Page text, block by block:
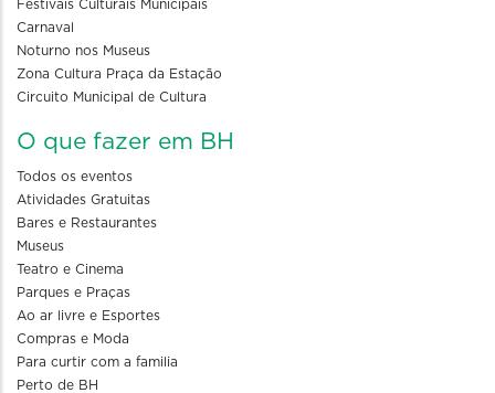
Festivais Culturais Municipais
Carnaval
Noturno nos Museus
Zona Cultura Praça da Estação
Circuito Municipal de Cultura
O que fazer em BH
Todos os eventos
Atividades Gratuitas
Bares e Restaurantes
Museus
Teatro e Cinema
Parques e Praças
Ao ar livre e Esportes
Compras e Moda
Para curtir com a familia
Perto de BH